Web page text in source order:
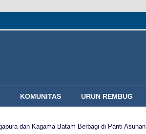
KOMUNITAS URUN REMBUG
dan Kagama Batam Berbagi di Panti Asuhan